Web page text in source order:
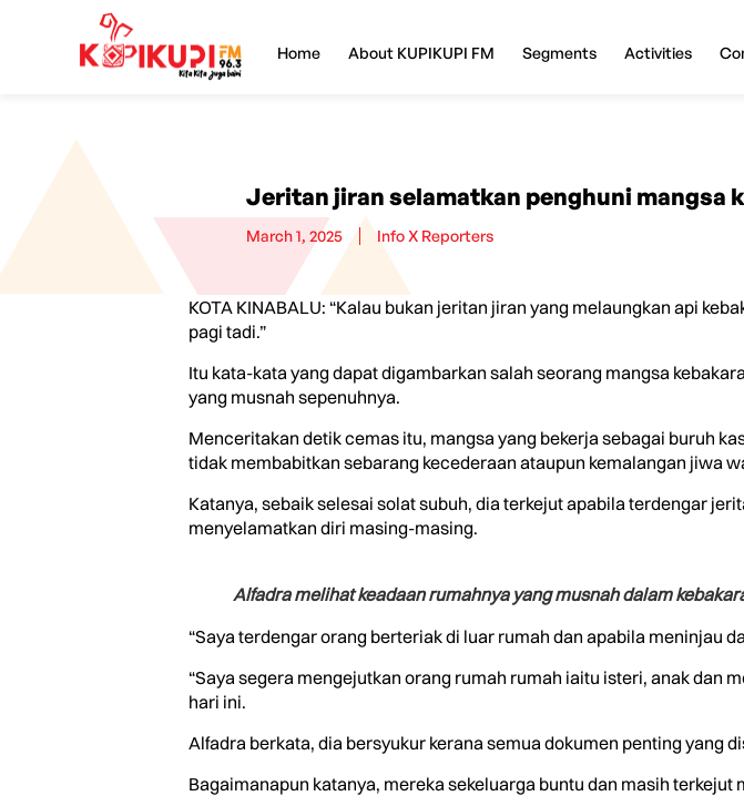
Home About KUPIKUPI FM Segments Activities
Jeritan jiran selamatkan penghuni mangsa
March 1, 2025 Info X Reporters
KOTA KINABALU: “Kalau bukan jeritan jiran yang melaungkan api
pagi tadi.”
Itu kata-kata yang dapat digambarkan salah seorang mangsa
yang musnah sepenuhnya.
Menceritakan detik cemas itu, mangsa yang bekerja sebagai buruh
tidak membabitkan sebarang kecederaan ataupun kemalangan jiwa
Katanya, sebaik selesai solat subuh, dia terkejut apabila terdengar
menyelamatkan diri masing-masing.
Alfadra melihat keadaan rumahnya yang musnah dalam
“Saya terdengar orang berteriak di luar rumah dan apabila meninjau
“Saya segera mengejutkan orang rumah rumah iaitu isteri, anak dan
hari ini.
Alfadra berkata, dia bersyukur kerana semua dokumen penting yang
Bagaimanapun katanya, mereka sekeluarga buntu dan masih